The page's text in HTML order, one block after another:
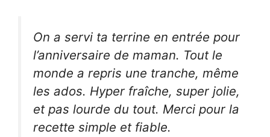
On a servi ta terrine en entrée pour
l’anniversaire de maman. Tout le
monde a repris une tranche, même
les ados. Hyper fraîche, super jolie,
et pas lourde du tout. Merci pour la
recette simple et fiable.